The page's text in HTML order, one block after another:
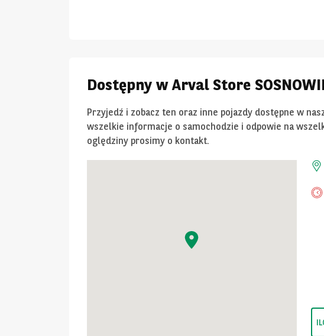
Dostępny w Arval Store
Przyjedź i zobacz ten oraz inne pojazdy dostępne w
wszelkie informacje o samochodzie i odpowie na
oględziny prosimy o kontakt.